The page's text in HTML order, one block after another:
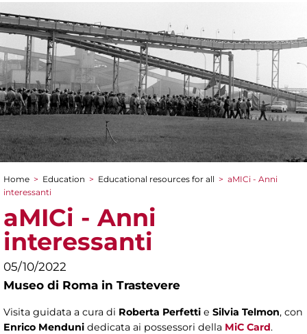
You are here
Home > Education > Educational resources for all > aMICi - Anni
interessanti
aMICi - Anni
interessanti
05/10/2022
Museo di Roma in Trastevere
Visita guidata a cura di Roberta Perfetti e Silvia Telmon, con
Enrico Menduni dedicata ai possessori della MiC Card.